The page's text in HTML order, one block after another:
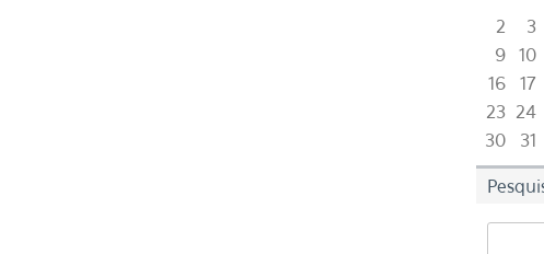
2
3
9 10
16
17
23 24
30
31